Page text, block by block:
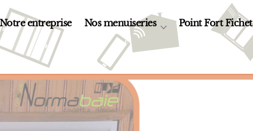
Notre entreprise Nos menuiseries Point Fort Fichet